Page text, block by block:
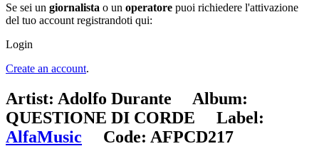
Se sei un giornalista o un operatore puoi richiedere l'attivazione
del tuo account registrandoti qui:
Login
Create an account.
Artist: Adolfo Durante Album:
QUESTIONE DI CORDE Label:
AlfaMusic Code: AFPCD217